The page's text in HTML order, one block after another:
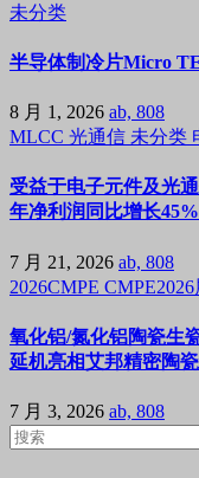
未分类
半导体制冷片Micro
8 月 1, 2026 ab, 808
MLCC 光通信 未分类
受益于电子元件及光
年净利润同比增长
7 月 21, 2026 ab, 808
2026CMPE
氧化铝/氮化铝陶瓷生
延机亮相艾邦精密陶瓷
7 月 3, 2026 ab, 808